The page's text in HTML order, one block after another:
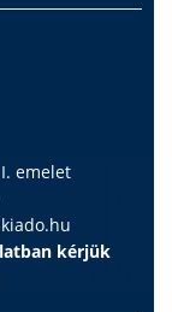
emelet
kérjük